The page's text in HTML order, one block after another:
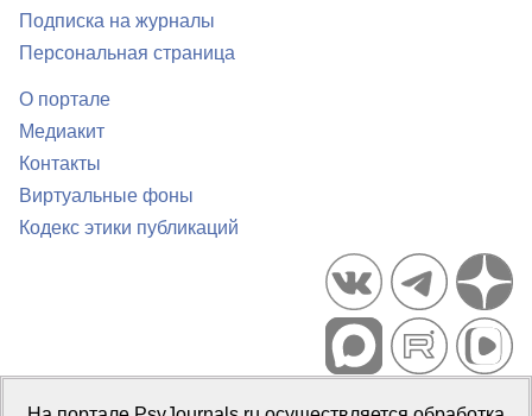
Подписка на журналы
Персональная страница
О портале
Медиакит
Контакты
Виртуальные фоны
Кодекс этики публикаций
Портал психологических изданий PsyJournals.ru, 2007–2026